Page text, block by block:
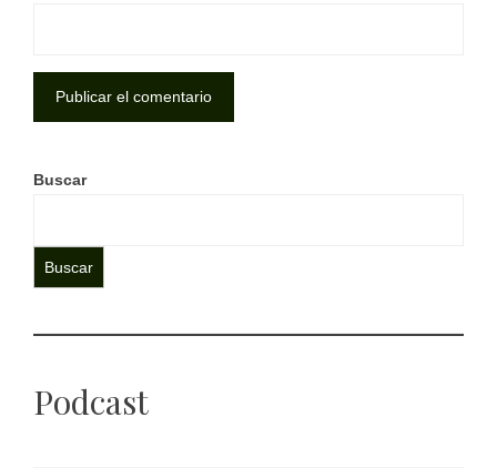
Buscar
Buscar
Podcast